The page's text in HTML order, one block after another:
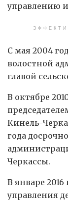
управлению
С мая 2004
волостной
главой
В октябре
Кинель-
года
Черкассы.
В январе
управления